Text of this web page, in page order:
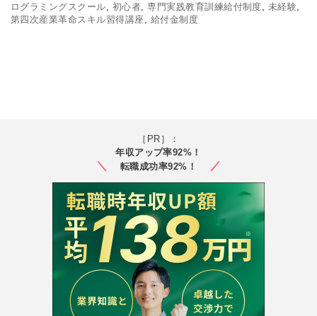
ログラミングスクール
初心者 ,専門実践教育訓練給付制度 未経験
第四次産業革命スキル習得講座
給付金制度
［PR］：
年収アップ率92%！
転職成功率92%！